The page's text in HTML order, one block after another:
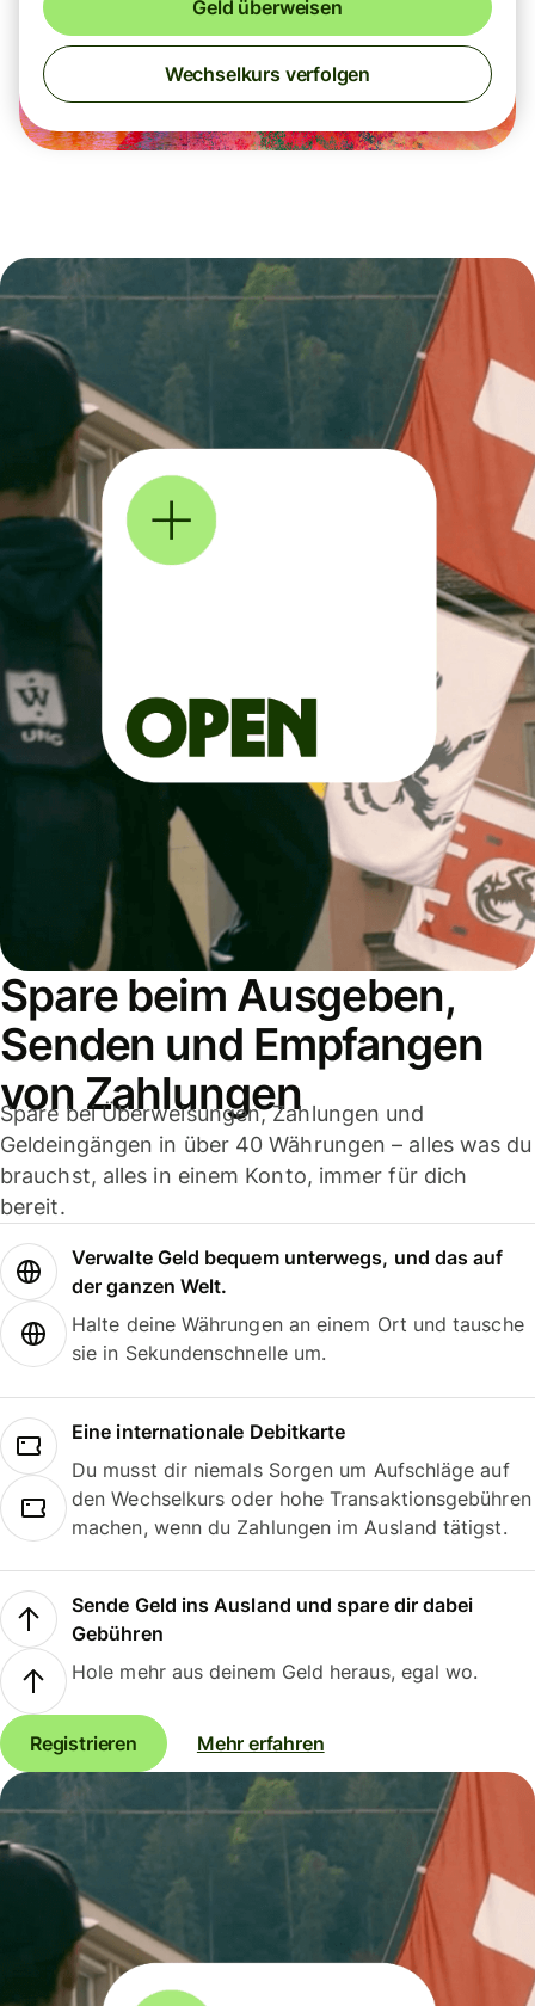
Geld überweisen
Wechselkurs verfolgen
Spare beim Ausgeben,
Senden und Empfangen
von Zahlungen
Spare bei Überweisungen, Zahlungen und
Geldeingängen in über 40 Währungen – alles was du
brauchst, alles in einem Konto, immer für dich
bereit.
Verwalte Geld bequem unterwegs, und das auf
der ganzen Welt.
Halte deine Währungen an einem Ort und tausche
sie in Sekundenschnelle um.
Eine internationale Debitkarte
Du musst dir niemals Sorgen um Aufschläge auf
den Wechselkurs oder hohe Transaktionsgebühren
machen, wenn du Zahlungen im Ausland tätigst.
Sende Geld ins Ausland und spare dir dabei
Gebühren
Hole mehr aus deinem Geld heraus, egal wo.
Registrieren Mehr erfahren